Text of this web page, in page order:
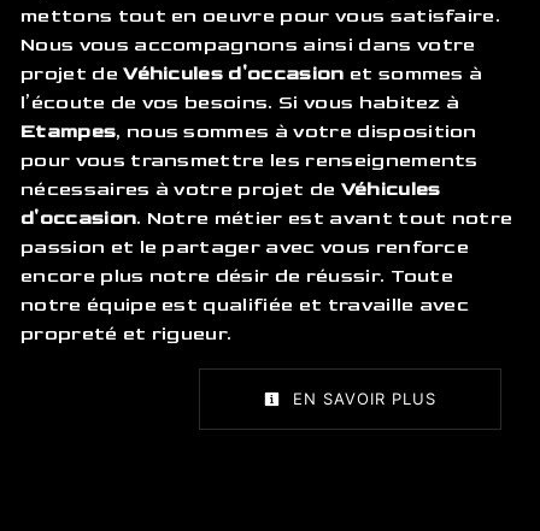
mettons tout en oeuvre pour vous satisfaire.
Nous vous accompagnons ainsi dans votre
projet deVéhicules d'occasion et sommes à
l’écoute de vos besoins. Si vous habitez à
Etampes, nous sommes à votre disposition
pour vous transmettre les renseignements
nécessaires à votre projet de Véhicules
d'occasion. Notre métier est avant tout notre
passion et le partager avec vous renforce
encore plus notre désir de réussir. Toute
notre équipe est qualifiée et travaille avec
propreté et rigueur.
EN SAVOIR PLUS